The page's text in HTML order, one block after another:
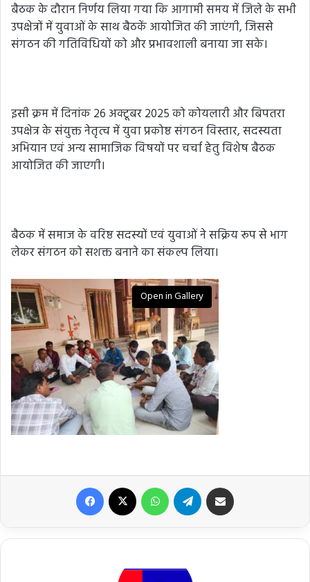
बैठक के दौरान निर्णय लिया गया कि आगामी समय में जिले के सभी
उपक्षेत्रों में युवाओं के साथ बैठकें आयोजित की जाएंगी, जिससे
संगठन की गतिविधियों को और प्रभावशाली बनाया जा सके।
इसी क्रम में दिनांक 26 अक्टूबर 2025 को कोयलारी और बिपतरा
उपक्षेत्र के संयुक्त नेतृत्व में युवा प्रकोष्ठ संगठन विस्तार, सदस्यता
अभियान एवं अन्य सामाजिक विषयों पर चर्चा हेतु विशेष बैठक
आयोजित की जाएगी।
बैठक में समाज के वरिष्ठ सदस्यों एवं युवाओं ने सक्रिय रूप से भाग
लेकर संगठन को सशक्त बनाने का संकल्प लिया।
Open in Gallery
Facebook WhatsApp Telegram